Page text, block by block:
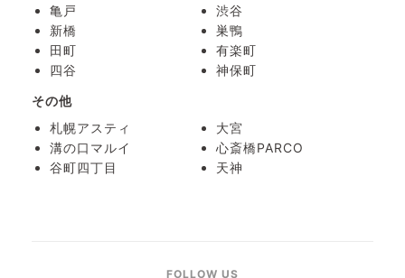
亀戸
渋谷
新橋
巣鴨
田町
有楽町
四谷
神保町
その他
札幌アスティ
大宮
溝の口マルイ
心斎橋PARCO
谷町四丁目
天神
FOLLOW US